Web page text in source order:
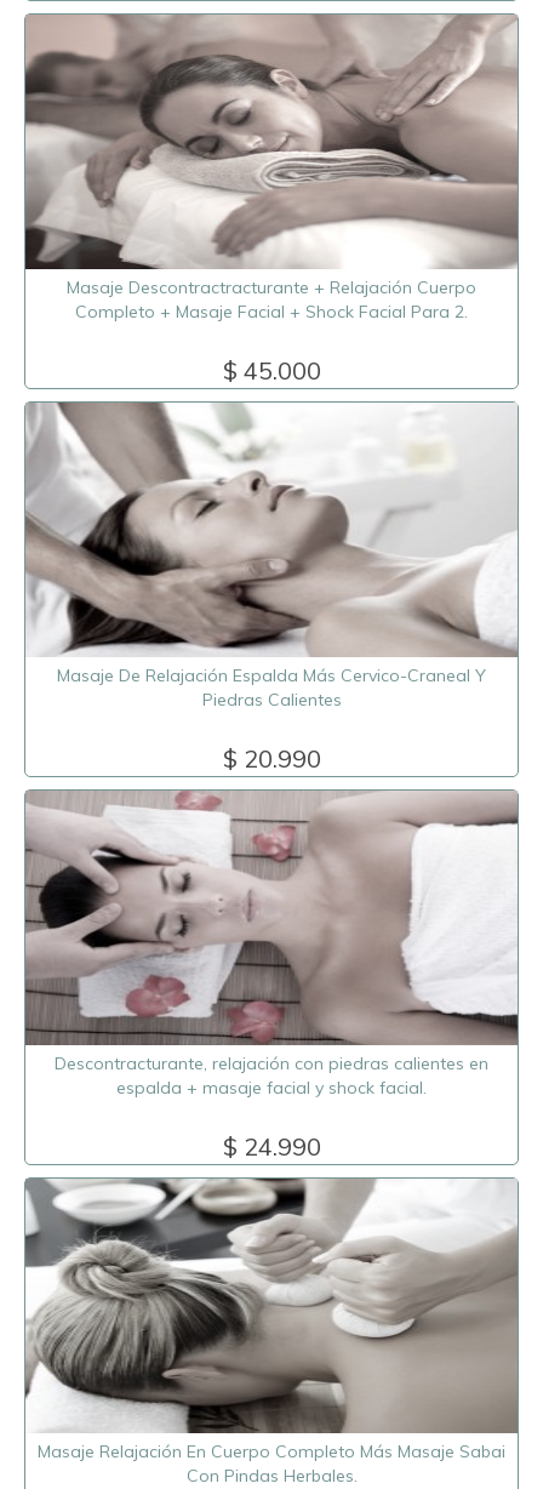
Masaje Descontractracturante + Relajación Cuerpo
Completo + Masaje Facial + Shock Facial Para 2.
$ 45.000
Masaje De Relajación Espalda Más Cervico-Craneal Y
Piedras Calientes
$ 20.990
Descontracturante, relajación con piedras calientes en
espalda + masaje facial y shock facial.
$ 24.990
Masaje Relajación En Cuerpo Completo Más Masaje Sabai
Con Pindas Herbales.